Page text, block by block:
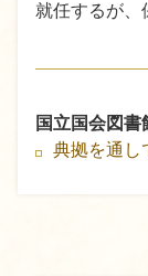
就任するが、
国立国会図書
典拠を通し